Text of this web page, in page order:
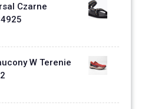
Czarne
W Terenie